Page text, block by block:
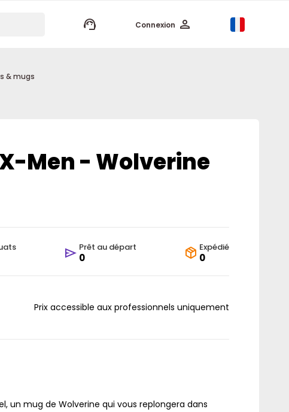
Connexion
& mugs
Men - Wolverine
Prêt au départ
0
Expédié
0
Prix accessible aux professionnels uniquement
un mug de Wolverine qui vous replongera dans